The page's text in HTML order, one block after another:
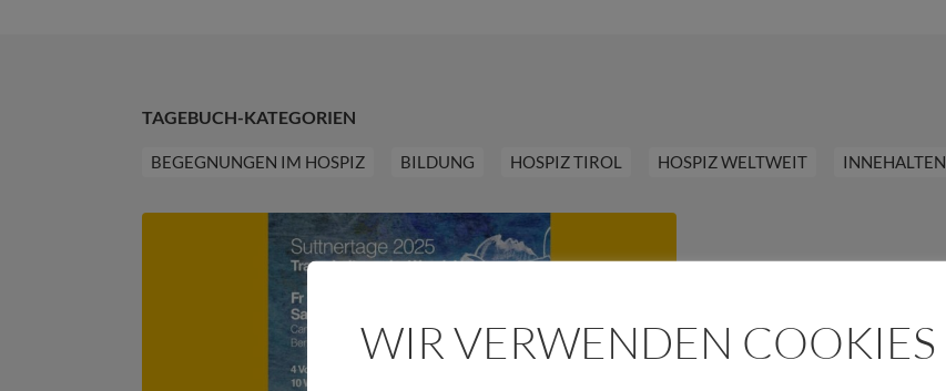
TAGEBUCH-KATEGORIEN
BEGEGNUNGEN IM HOSPIZ BILDUNG HOSPIZ TIROL HOSPIZ WELTWEIT INNEHALTEN
WIR VERWENDEN COOKIES